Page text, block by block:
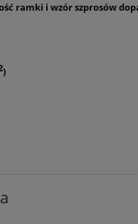
ramki i wzór szprosów
)